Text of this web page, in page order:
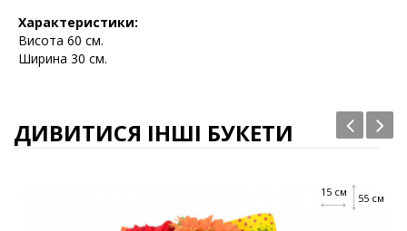
Характеристики:
Висота 60 см.
Ширина 30 см.
ДИВИТИСЯ ІНШІ БУКЕТИ
55 см
15 см